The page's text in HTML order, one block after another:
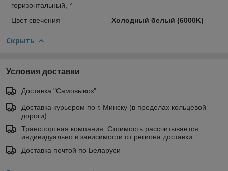
горизонтальный, °
Цвет свечения Холодный белый (6000K)
Скрыть
Условия доставки
Доставка "Самовывоз"
Доставка курьером по г. Минску (в пределах кольцевой
дороги).
Транспортная компания. Стоимость рассчитывается
индивидуально в зависимости от региона доставки.
Доставка почтой по Беларуси